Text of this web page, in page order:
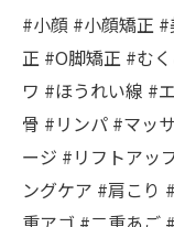
#小顔 #小顔矯正
正 #O脚矯正 #む
ワ #ほうれい線 #
骨 #リンパ #マッ
ージ #リフトアッ
ングケア #肩こり